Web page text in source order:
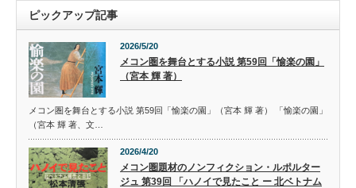
ピックアップ記事
2026/5/20
メコン圏を舞台とする小説 第59回「愉楽の園」
（宮本 輝 著）
メコン圏を舞台とする小説 第59回「愉楽の園」（宮本 輝 著） 「愉楽の園」
（宮本 輝 著、文…
2026/4/20
メコン圏題材のノンフィクション・ルポルター
ジュ 第39回 「ハノイで見たこと ー 北ベトナム